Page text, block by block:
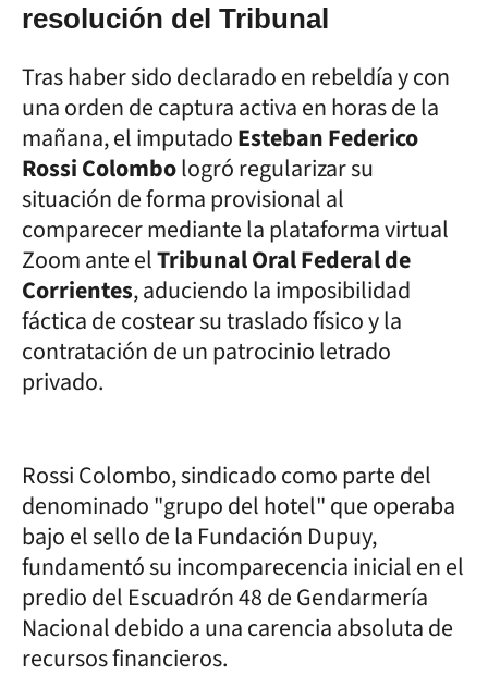
resolución del Tribunal
Tras haber sido declarado en rebeldía y con
una orden de captura activa en horas de la
mañana, el imputadoEsteban Federico
Rossi Colombologró regularizar su
situación de forma provisional al
comparecer mediante la plataforma virtual
Zoom ante elTribunal Oral Federal de
Corrientes, aduciendo la imposibilidad
fáctica de costear su traslado físico y la
contratación de un patrocinio letrado
privado.
Rossi Colombo, sindicado como parte del
denominado "grupo del hotel" que operaba
bajo el sello de la Fundación Dupuy,
fundamentó su incomparecencia inicial en el
predio del Escuadrón 48 de Gendarmería
Nacional debido a una carencia absoluta de
recursos financieros.